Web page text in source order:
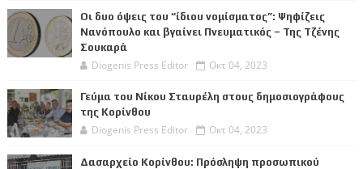
Οι δυο όψεις του “ίδιου νομίσματος”: Ψηφίζεις
Νανόπουλο και βγαίνει Πνευματικός – Της Τζένης
Σουκαρά
Diogenis Press Editor Οκτ 04, 2023
Γεύμα του Νίκου Σταυρέλη στους δημοσιογράφους
της Κορίνθου
Diogenis Press Editor Οκτ 04, 2023
Δασαρχείο Κορίνθου: Πρόσληψη προσωπικού